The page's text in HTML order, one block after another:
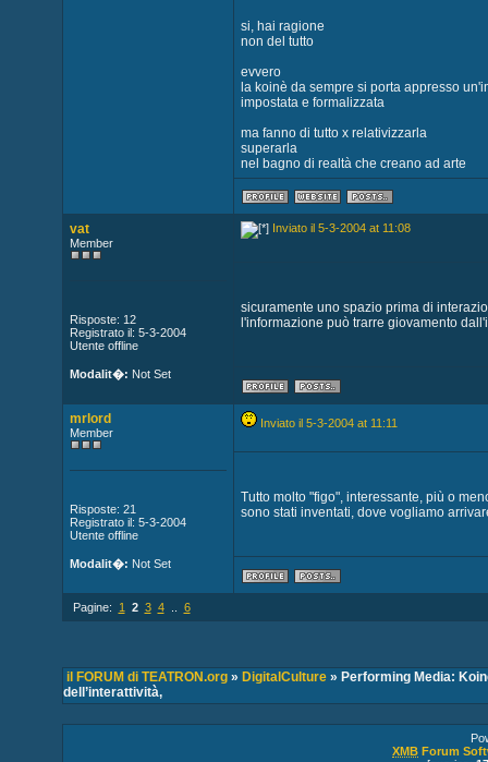
si, hai ragione
non del tutto
evvero
la koinè da sempre si porta appresso
impostata e formalizzata
ma fanno di tutto x relativizzarla
superarla
nel bagno di realtà che creano ad arte
vat
Member
Risposte: 12
Registrato il: 5-3-2004
Utente offline
Modalit�: Not Set
Inviato il 5-3-2004 at 11:08
sicuramente uno spazio prima di
l'informazione può trarre giovamento
mrlord
Member
Risposte: 21
Registrato il: 5-3-2004
Utente offline
Modalit�: Not Set
Inviato il 5-3-2004 at 11:11
Tutto molto "figo", interessante, più o
sono stati inventati, dove vogliamo
Pagine: 1 2 3 4.. 6
il FORUM di TEATRON.org» DigitalCulture» Performing Media:
dell’interattività,
XMB Forum